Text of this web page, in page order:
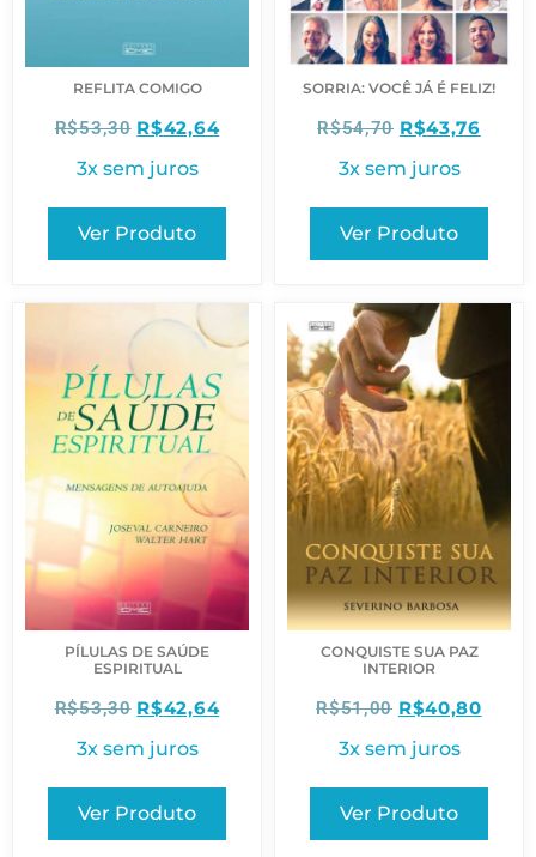
REFLITA COMIGO
R$53,30 R$42,64
3x sem juros
Ver Produto
SORRIA: VOCÊ JÁ É FELIZ!
R$54,70 R$43,76
3x sem juros
Ver Produto
PÍLULAS DE SAÚDE
ESPIRITUAL
R$53,30 R$42,64
3x sem juros
Ver Produto
CONQUISTE SUA PAZ
INTERIOR
R$51,00 R$40,80
3x sem juros
Ver Produto